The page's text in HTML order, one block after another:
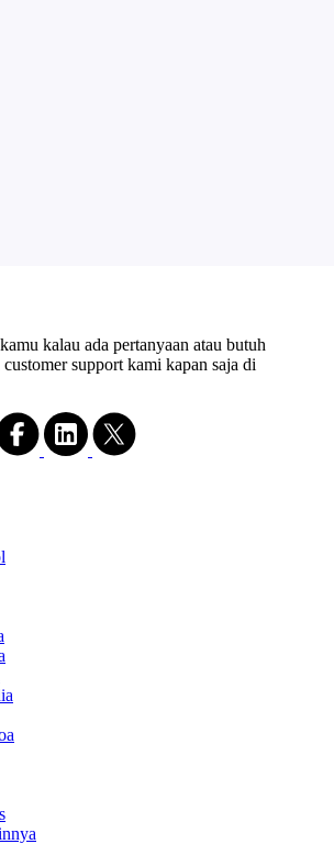
kalau ada pertanyaan atau butuh
support kami kapan saja di